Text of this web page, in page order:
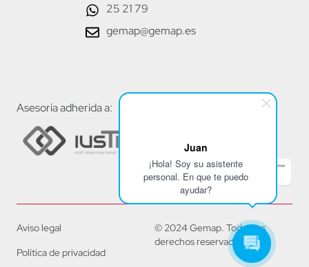
Juan
¡Hola! Soy su asistente
personal. En que te puedo
ayudar?
25 21 79
gemap@gemap.es
Asesoría adherida a:
© 2024 Gemap. Todos los
derechos reservados.
Aviso legal
Política de privacidad